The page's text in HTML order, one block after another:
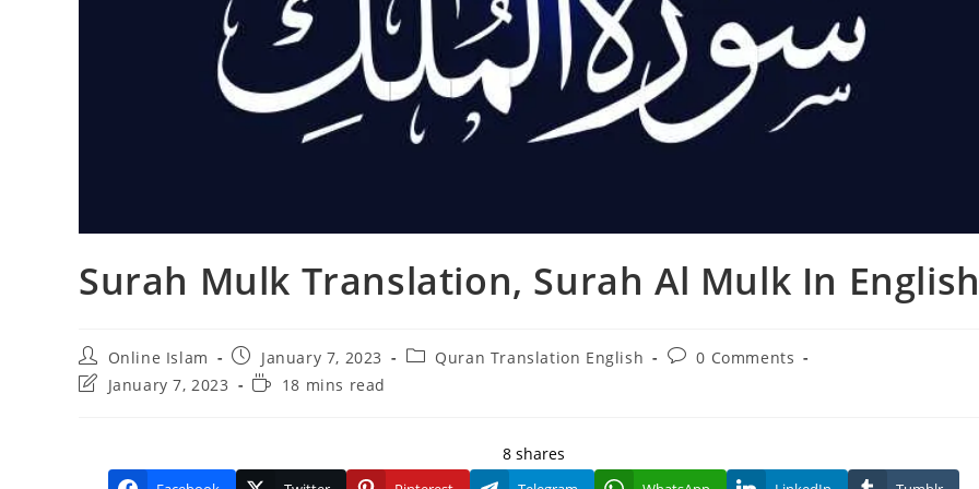
Surah Mulk Translation, Surah Al Mulk In English
Post
author:
Online Islam
Post
published:
January 7, 2023
PostQuran Translation English
Post0 Comments
PostJanuary 7, 2023
Reading18 mins read
8 shares